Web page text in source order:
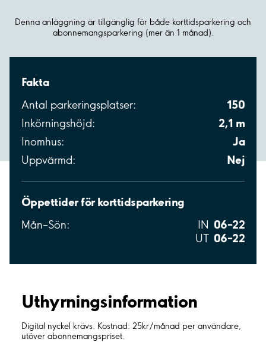
Denna anläggning är tillgänglig för både korttidsparkering och
abonnemangsparkering (mer än 1 månad).
Fakta
Antal parkeringsplatser: 150
Inkörningshöjd: 2,1 m
Inomhus: Ja
Uppvärmd: Nej
Öppettider för korttidsparkering
Mån–Sön: IN 06–22
UT 06–22
Uthyrnings­information
Digital nyckel krävs. Kostnad: 25kr/månad per användare,
utöver abonnemangspriset.